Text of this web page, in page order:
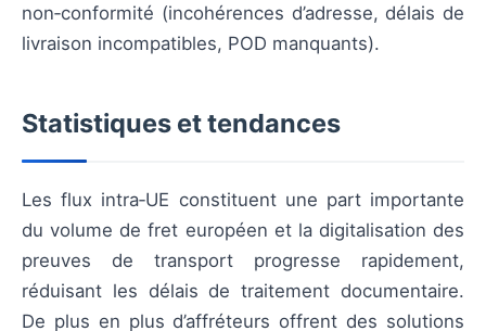
non‑conformité (incohérences d’adresse, délais de
livraison incompatibles, POD manquants).
Statistiques et tendances
Les flux intra‑UE constituent une part importante
du volume de fret européen et la digitalisation des
preuves de transport progresse rapidement,
réduisant les délais de traitement documentaire.
De plus en plus d’affréteurs offrent des solutions